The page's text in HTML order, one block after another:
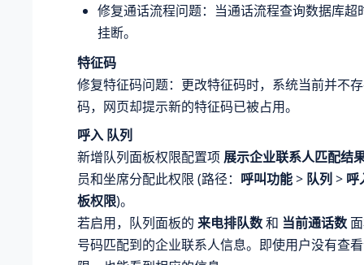
修复通话流程问题：当通话流程查询数据库超
挂断。
特征码
修复特征码问题：更改特征码时，系统当前并不
码，网页却提示新的特征码已被占用。
呼入 队列
新增队列面板权限配置项 展示企业联系人匹配结
员和坐席分配此权限 (路径： 呼叫功能> 队列 > 呼
板权限)。
若启用，队列面板的 来电排队数和 当前通话数
号码匹配到的企业联系人信息。即使用户没有查